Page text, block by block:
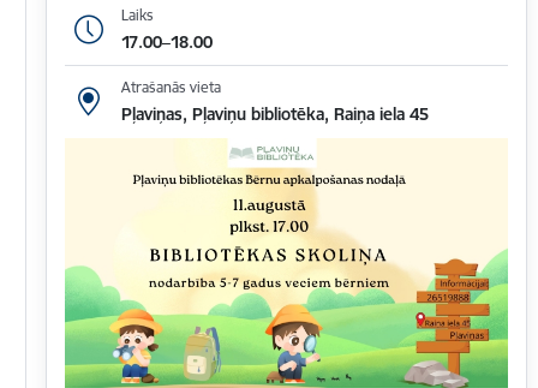
Laiks
17.00–18.00
Atrašanās vieta
Pļaviņas, Pļaviņu bibliotēka, Raiņa iela 45